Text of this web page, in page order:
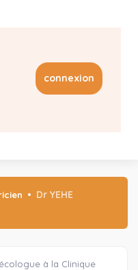
connexion
Dr YEHE
à la Clinique